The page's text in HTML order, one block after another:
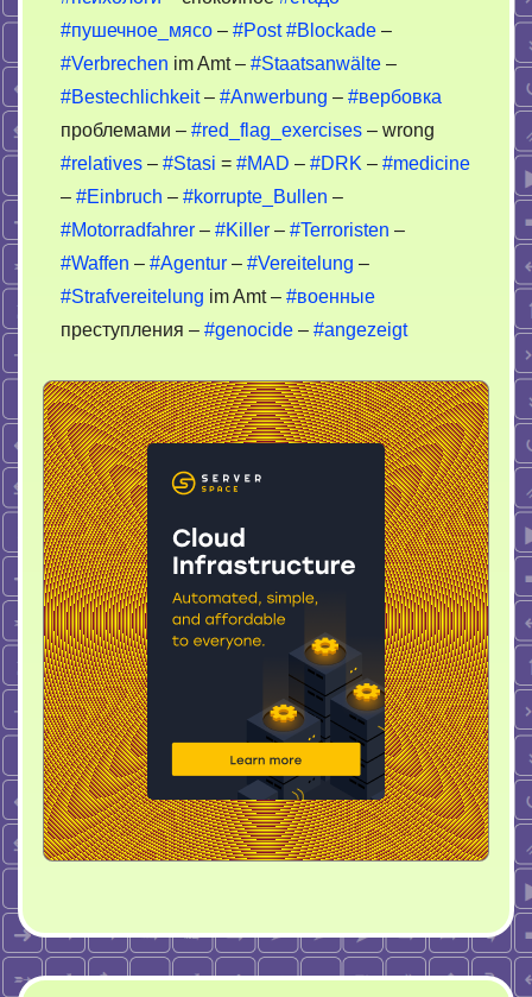
#пушечное_мясо – #Post #Blockade –
#Verbrechen im Amt – #Staatsanwälte –
#Bestechlichkeit– #Anwerbung – #вербовка
проблемами – #red_flag_exercises – wrong
#relatives – #Stasi = #MAD – #DRK – #medicine
– #Einbruch – #korrupte_Bullen –
#Motorradfahrer – #Killer – #Terroristen –
#Waffen – #Agentur – #Vereitelung –
#Strafvereitelung im Amt – #военные
преступления – #genocide – #angezeigt